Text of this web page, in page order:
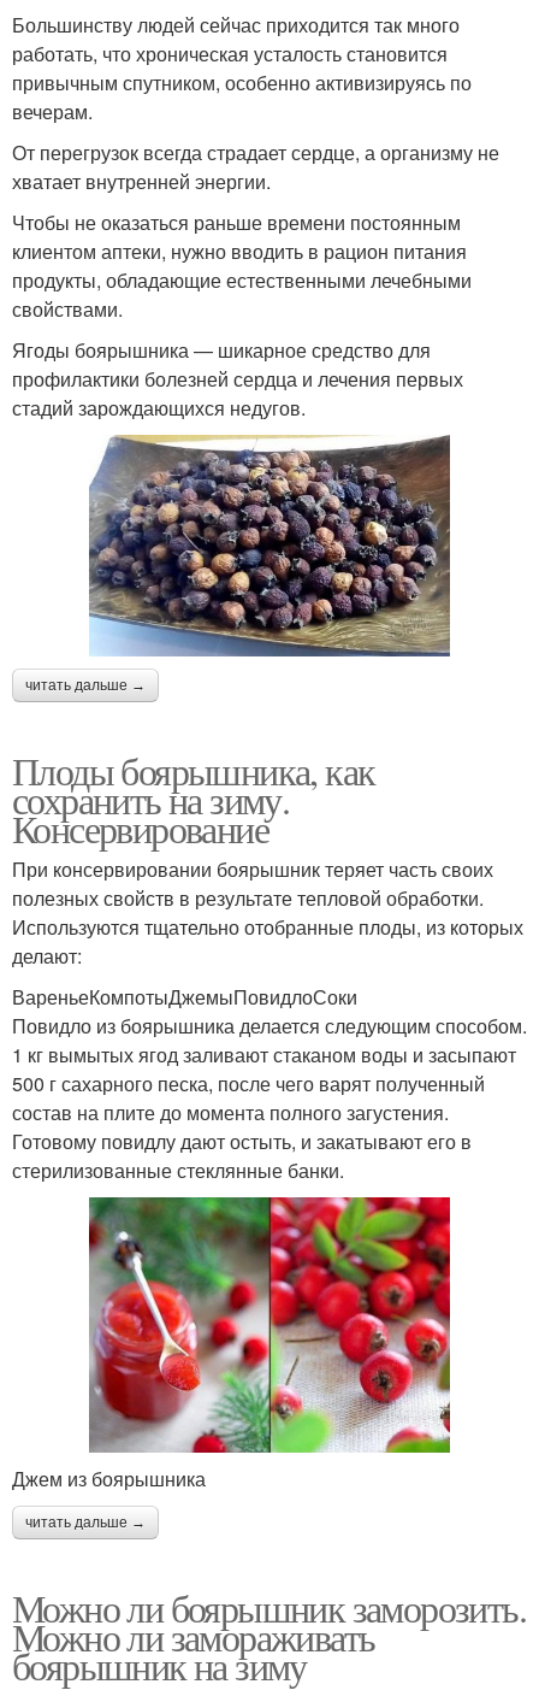
Большинству людей сейчас приходится так много
работать, что хроническая усталость становится
привычным спутником, особенно активизируясь по
вечерам.
От перегрузок всегда страдает сердце, а организму не
хватает внутренней энергии.
Чтобы не оказаться раньше времени постоянным
клиентом аптеки, нужно вводить в рацион питания
продукты, обладающие естественными лечебными
свойствами.
Ягоды боярышника — шикарное средство для
профилактики болезней сердца и лечения первых
стадий зарождающихся недугов.
читать дальше →
Плоды боярышника, как
сохранить на зиму.
Консервирование
При консервировании боярышник теряет часть своих
полезных свойств в результате тепловой обработки.
Используются тщательно отобранные плоды, из которых
делают:
ВареньеКомпотыДжемыПовидлоСоки
Повидло из боярышника делается следующим способом.
1 кг вымытых ягод заливают стаканом воды и засыпают
500 г сахарного песка, после чего варят полученный
состав на плите до момента полного загустения.
Готовому повидлу дают остыть, и закатывают его в
стерилизованные стеклянные банки.
Джем из боярышника
читать дальше →
Можно ли боярышник заморозить.
Можно ли замораживать
боярышник на зиму